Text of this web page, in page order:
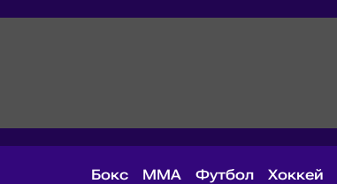
Бокс MMA Футбол Хоккей